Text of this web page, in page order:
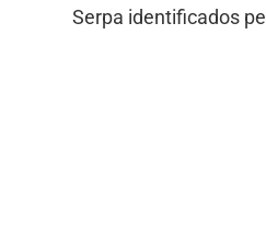
PUB
Serpa identificados